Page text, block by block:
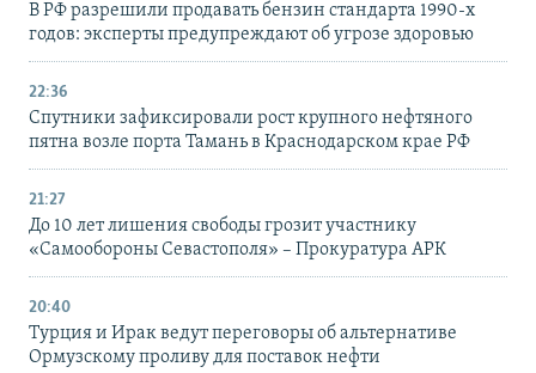
В РФ разрешили продавать бензин стандарта 1990-х
годов: эксперты предупреждают об угрозе здоровью
22:36
Спутники зафиксировали рост крупного нефтяного
пятна возле порта Тамань в Краснодарском крае РФ
21:27
До 10 лет лишения свободы грозит участнику
«Самообороны Севастополя» – Прокуратура АРК
20:40
Турция и Ирак ведут переговоры об альтернативе
Ормузскому проливу для поставок нефти